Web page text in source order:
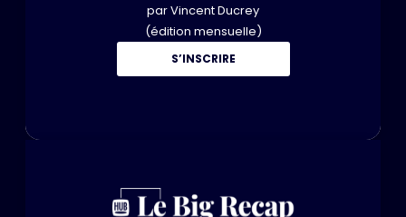
par Vincent Ducrey
(édition mensuelle)
S’INSCRIRE